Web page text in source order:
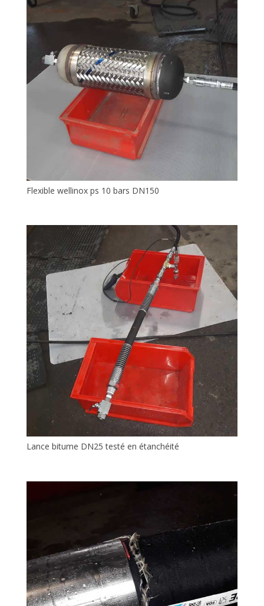
Flexible wellinox ps 10 bars DN150
Lance bitume DN25 testé en étanchéité